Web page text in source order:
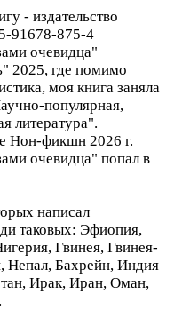
- издательство
91678-875-4
очевидца"
2025, где помимо
моя книга заняла
популярная,
литература".
Нон-фикшн 2026 г.
очевидца" попал в
написал
таковых: Эфиопия,
Гвинея, Гвинея-
Непал, Бахрейн, Индия
Ирак, Иран, Оман,